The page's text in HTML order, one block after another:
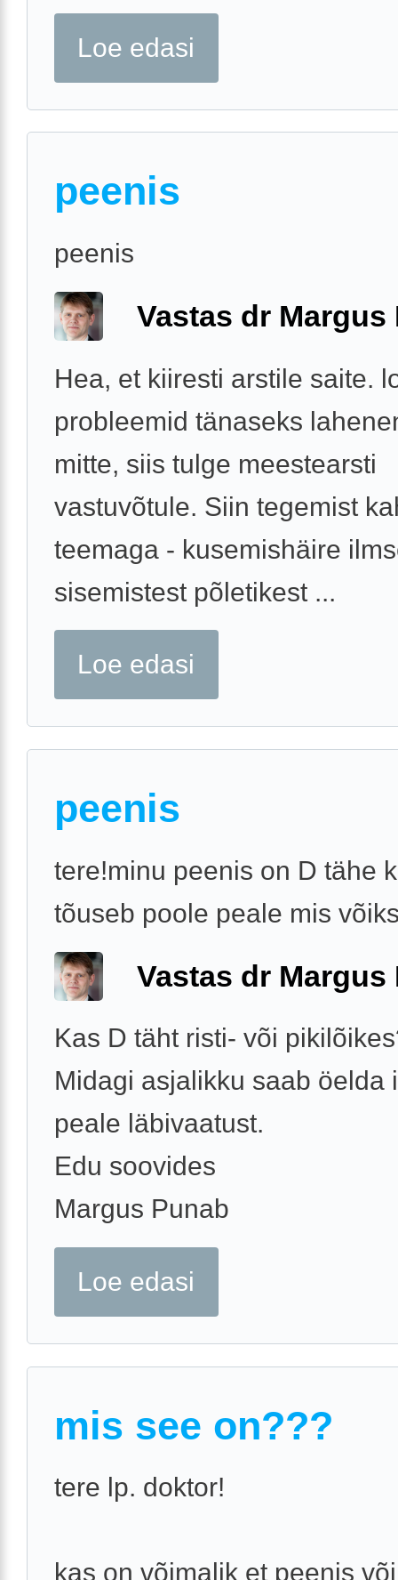
Loe edasi
peenis
peenis
Vastas dr Margus
Hea, et kiiresti arstile saite.
probleemid tänaseks
mitte, siis tulge meestearsti
vastuvõtule. Siin tegemist
teemaga - kusemishäire
sisemistest põletikest ...
Loe edasi
peenis
tere!minu peenis on D tähe
tõuseb poole peale mis
Vastas dr Margus
Kas D täht risti- või
Midagi asjalikku saab öelda
peale läbivaatust.
Edu soovides
Margus Punab
Loe edasi
mis see on???
tere lp. doktor!
kas on võimalik et peenis